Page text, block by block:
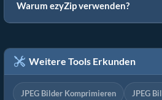
Warum ezyZip verwenden?
Weitere Tools Erkunden
JPEG Bilder Komprimieren JPEG